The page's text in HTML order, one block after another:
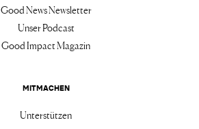
Good News Newsletter
Unser Podcast
Good Impact Magazin
MITMACHEN
Unterstützen